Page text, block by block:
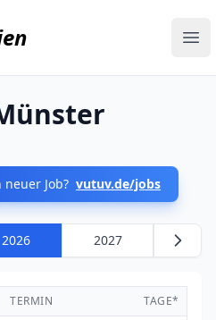
Job? vutuv.de/jobs
2026 2027
TERMIN
TAGE*